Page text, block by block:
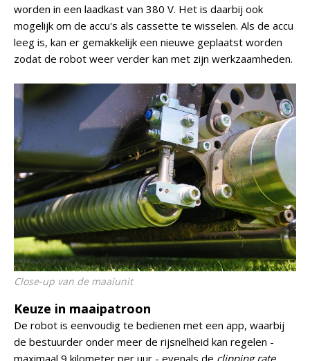
worden in een laadkast van 380 V. Het is daarbij ook
mogelijk om de accu's als cassette te wisselen. Als de accu
leeg is, kan er gemakkelijk een nieuwe geplaatst worden
zodat de robot weer verder kan met zijn werkzaamheden.
Close-up van de maaiunit
Keuze in maaipatroon
De robot is eenvoudig te bedienen met een app, waarbij
de bestuurder onder meer de rijsnelheid kan regelen -
maximaal 9 kilometer per uur - evenals de clipping rate.